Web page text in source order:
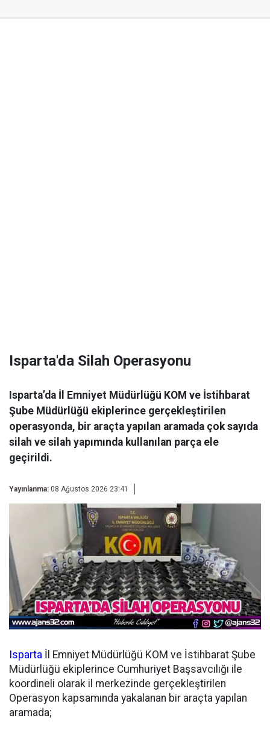
Isparta'da Silah Operasyonu
Isparta’da İl Emniyet Müdürlüğü KOM ve İstihbarat
Şube Müdürlüğü ekiplerince gerçekleştirilen
operasyonda, bir araçta yapılan aramada çok sayıda
silah ve silah yapımında kullanılan parça ele
geçirildi.
Yayınlanma: 08 Ağustos 2026 23:41
Isparta İl Emniyet Müdürlüğü KOM ve İstihbarat Şube
Müdürlüğü ekiplerince Cumhuriyet Başsavcılığı ile
koordineli olarak il merkezinde gerçekleştirilen
Operasyon kapsamında yakalanan bir araçta yapılan
aramada;